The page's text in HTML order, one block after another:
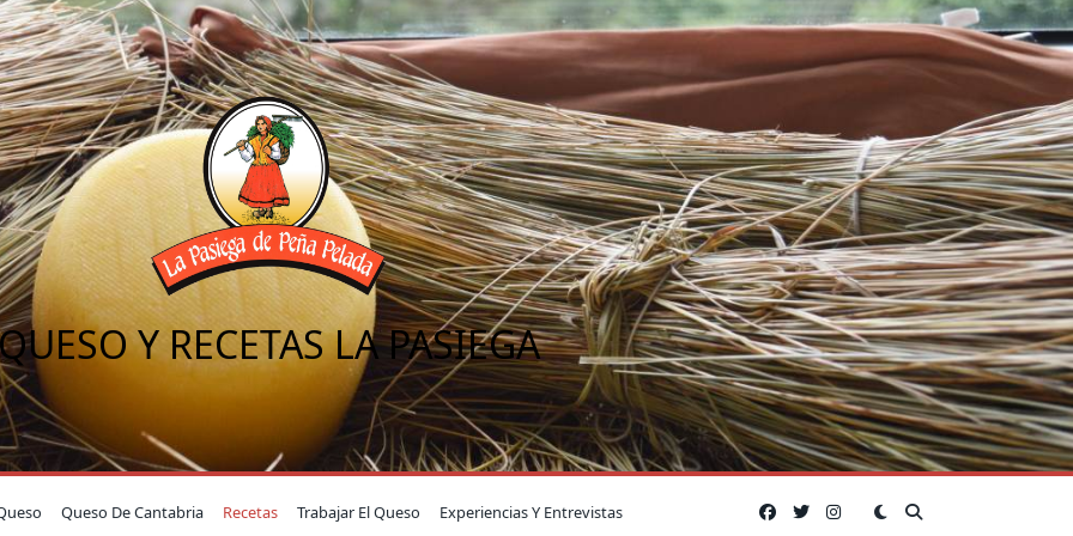
Y RECETAS LA PASIEGA
Queso De Cantabria Recetas Trabajar El Queso Experiencias Y Entrevistas